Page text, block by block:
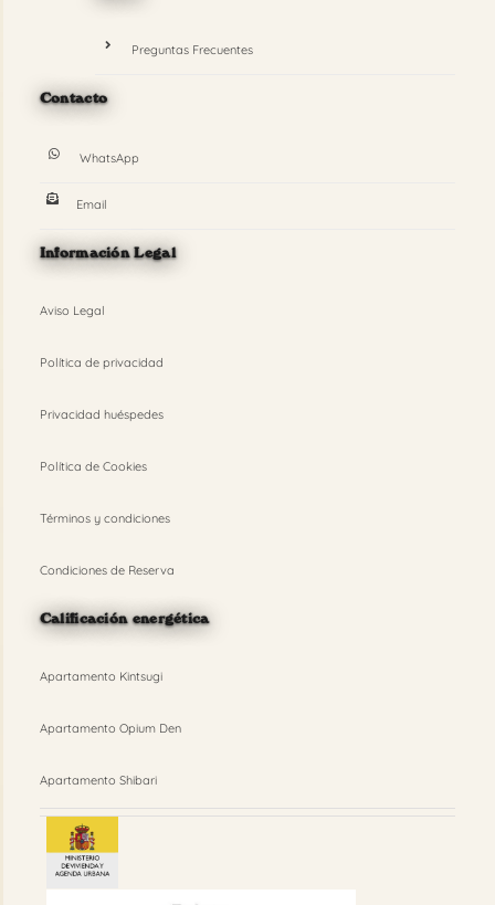
Preguntas Frecuentes
Contacto
WhatsApp
Email
Información Legal
Aviso Legal
Política de privacidad
Privacidad huéspedes
Política de Cookies
Términos y condiciones
Condiciones de Reserva
Calificación energética
Apartamento Kintsugi
Apartamento Opium Den
Apartamento Shibari